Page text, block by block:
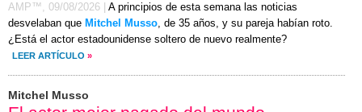
AMP™, 09/08/2026
A principios de esta semana las noticias
desvelaban que Mitchel Musso , de 35 años, y su pareja habían roto.
¿Está el actor estadounidense soltero de nuevo realmente?
LEER ARTÍCULO »
Mitchel Musso